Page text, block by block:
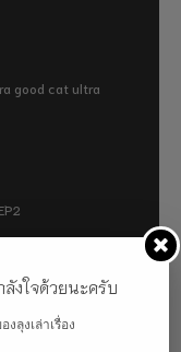
good cat ultra
ลังใจด้วยนะครับ